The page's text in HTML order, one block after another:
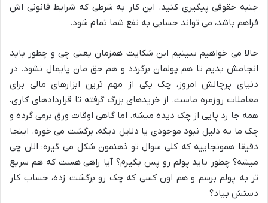
جنبه حقوقی پیگیری کنید. این کار به شرطی که شرایط قانونی اش
فراهم باشد، می تواند حسابی به نفع شما تمام شود.
حالا می خواهیم ببینیم این شکایت همزمان یعنی چی و چطور باید
انجامش بدیم تا هم پولمان برگردد و هم حق مان پایمال نشود. در
دنیای پرچالش امروز، چک یکی از مهم ترین ابزارهای مالی برای
معاملات روزمره ماست. از خریدهای بزرگ گرفته تا قراردادهای کاری،
همه جا رد پایی از چک دیده میشه. اما گاهی اوقات ورق برمی گرده و
چک ما به دلیل نبود موجودی یا دلایل دیگه، برگشت می خوره. اینجا
دقیقا همونجاییه که کلی سوال تو ذهنمون شکل می گیره: الان چی
میشه؟ چطور باید پولم رو پس بگیرم؟ آیا راهی هست که هم سریع
تر به پولم برسم و هم اون کسی که چک رو برگشت زده، حساب کار
دستش بیاد؟